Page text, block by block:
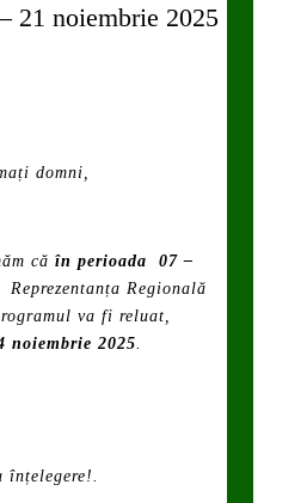
21 noiembrie 2025
domni,
că în perioada 07 –
, Reprezentanța Regională
va fi reluat,
noiembrie 2025
înțelegere!.